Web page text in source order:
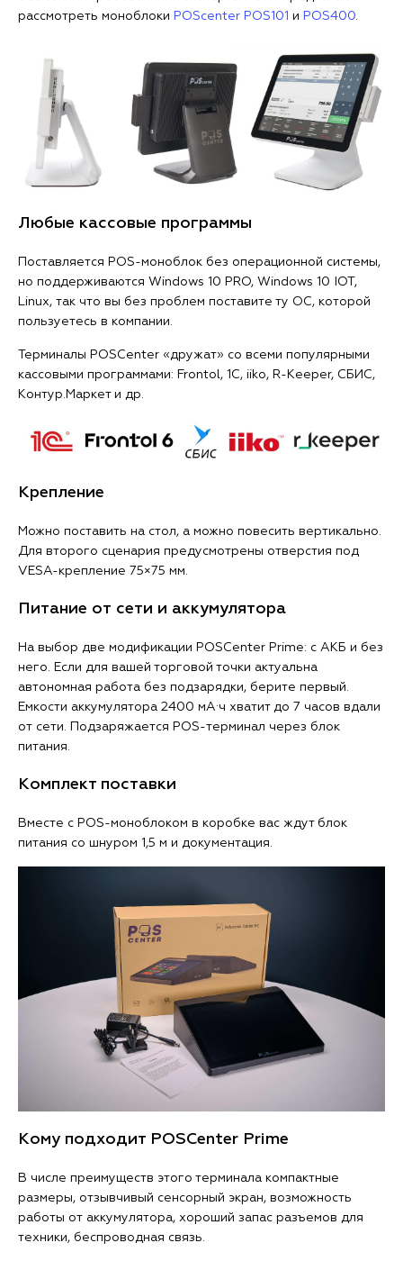
рассмотреть моноблоки POScenter POS101 и POS400.
Любые кассовые программы
Поставляется POS-моноблок без операционной системы,
но поддерживаются Windows 10 PRO, Windows 10 IOT,
Linux, так что вы без проблем поставите ту ОС, которой
пользуетесь в компании.
Терминалы POSCenter «дружат» со всеми популярными
кассовыми программами: Frontol, 1С, iiko, R-Keeper, СБИС,
Контур.Маркет и др.
Крепление
Можно поставить на стол, а можно повесить вертикально.
Для второго сценария предусмотрены отверстия под
VESA-крепление 75×75 мм.
Питание от сети и аккумулятора
На выбор две модификации POSCenter Prime: с АКБ и без
него. Если для вашей торговой точки актуальна
автономная работа без подзарядки, берите первый.
Емкости аккумулятора 2400 мА·ч хватит до 7 часов вдали
от сети. Подзаряжается POS-терминал через блок
питания.
Комплект поставки
Вместе с POS-моноблоком в коробке вас ждут блок
питания со шнуром 1,5 м и документация.
Кому подходит POSCenter Prime
В числе преимуществ этого терминала компактные
размеры, отзывчивый сенсорный экран, возможность
работы от аккумулятора, хороший запас разъемов для
техники, беспроводная связь.